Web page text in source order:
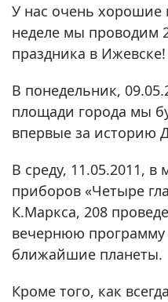
У нас очень хорошие
неделе мы проводим
праздника в Ижевске!
В понедельник,
площади города мы
впервые за историю
В среду, 11.05.2011, в
приборов «Четыре
К.Маркса, 208
вечернюю
ближайшие планеты.
Кроме того, как